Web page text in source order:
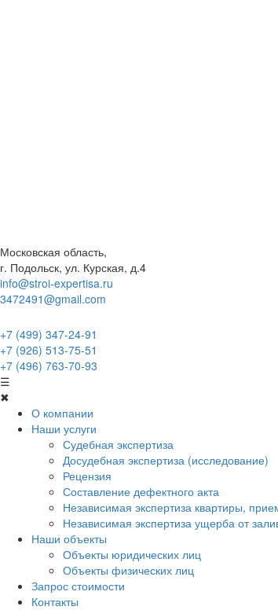
Московская область,
г. Подольск, ул. Курская, д.4
info@stroi-expertisa.ru
3472491@gmail.com
+7 (499) 347-24-91
+7 (926) 513-75-51
+7 (496) 763-70-93
☰
✖
О компании
Наши услуги
Судебная экспертиза
Досудебная экспертиза (исследование)
Рецензия
Составление дефектного акта
Независимая экспертиза квартиры,
Независимая экспертиза ущерба от
Наши объекты
Объекты юридических лиц
Объекты физических лиц
Запрос стоимости
Контакты